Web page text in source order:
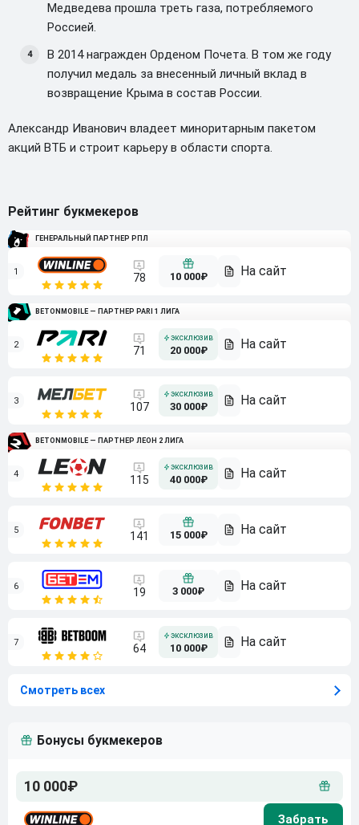
Медведева прошла треть газа, потребляемого
Россией.
В 2014 награжден Орденом Почета. В том же году
получил медаль за внесенный личный вклад в
возвращение Крыма в состав России.
Александр Иванович владеет миноритарным пакетом
акций ВТБ и строит карьеру в области спорта.
Рейтинг букмекеров
ГЕНЕРАЛЬНЫЙ ПАРТНЕР РПЛ
1 78 10 000₽
BETONMOBILE — ПАРТНЕР PARI 1 ЛИГА
2 71 20 000₽
3 107 30 000₽
BETONMOBILE — ПАРТНЕР ЛЕОН 2 ЛИГА
4 115 40 000₽
5 141 15 000₽
6 19 3 000₽
7 64 10 000₽
Смотреть всех
Бонусы букмекеров
10 000₽